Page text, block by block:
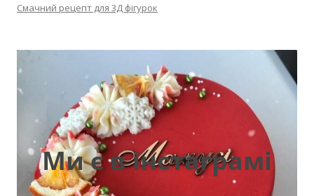
Смачний рецепт для 3Д фігурок
Ми є в інстаграмі